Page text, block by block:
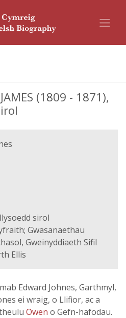
(1809 - 1871),
sirol
Gwasanaethau
Gweinyddiaeth Sifil
Ellis
Edward Johnes, Garthmyl,
ei wraig, o Llifior, ac a
Owen o Gefn-hafodau.